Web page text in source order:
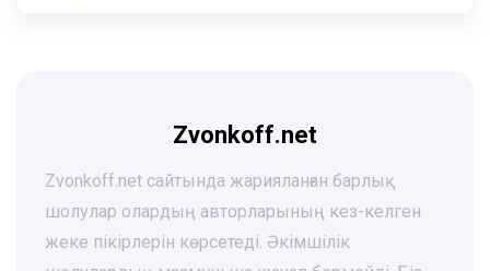
Zvonkoff.net
Zvonkoff.net сайтында жарияланған барлық
шолулар олардың авторларының кез-келген
жеке пікірлерін көрсетеді. Әкімшілік